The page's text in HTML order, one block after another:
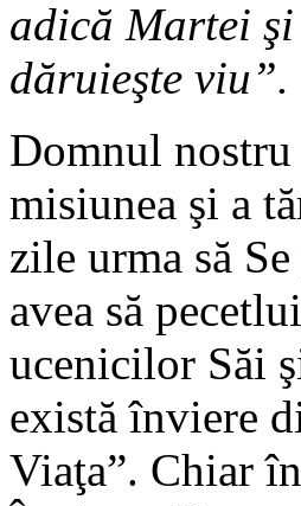
adică Martei
dăruieşte viu”.
Domnul
misiunea şi a
zile urma să
avea să
ucenicilor Săi
există înviere
Viaţa”. Chiar